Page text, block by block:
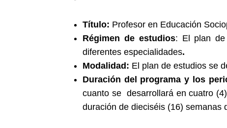
Título: Profesor en Educación
Régimen de estudios: El plan de
diferentes especialidades.
Modalidad: El plan de estudios se
Duración del programa y los
cuanto se desarrollará en cuatro
duración de dieciséis (16) semanas